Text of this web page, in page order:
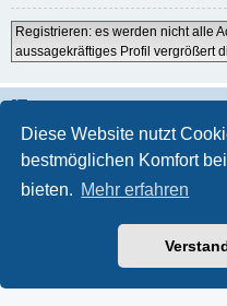
Diese Website nutzt
bestmöglichen Komfort
bieten. Mehr erfahren
Registrieren: es werden nicht alle
aussagekräftiges Profil vergrößert
®
Deutsche
Datenschutz
Datenschutzbestimmungen und